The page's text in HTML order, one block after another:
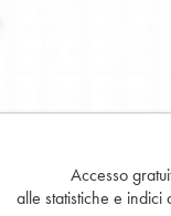
Accesso
alle statistiche e